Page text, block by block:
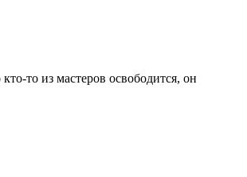
то из мастеров освободится, он